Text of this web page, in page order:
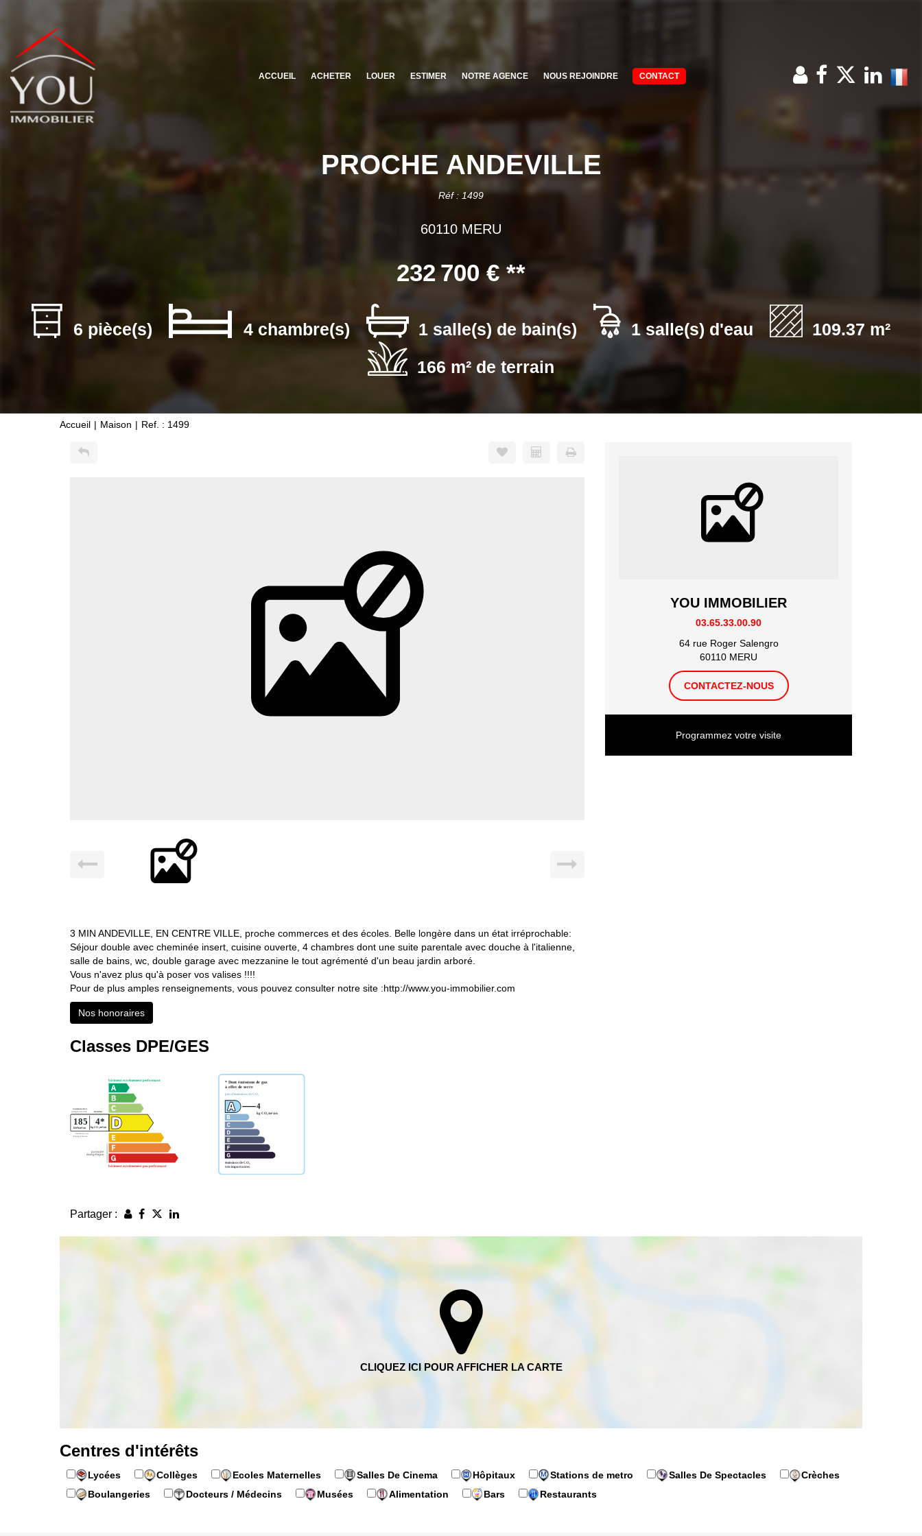
ACCUEIL ACHETER LOUER ESTIMER NOTRE AGENCE NOUS REJOINDRE CONTACT
PROCHE ANDEVILLE
Réf : 1499
60110 MERU
232 700 €**
6 pièce(s) 4 chambre(s) 1 salle(s) de bain(s) 1 salle(s) d'eau
109.37 m²
166 m² de terrain
Accueil Maison Ref. : 1499
3 MIN ANDEVILLE, EN CENTRE VILLE, proche commerces et des écoles. Belle longère dans un état irréprochable:
Séjour double avec cheminée insert, cuisine ouverte, 4 chambres dont une suite parentale avec douche à l'italienne,
salle de bains, wc, double garage avec mezzanine le tout agrémenté d'un beau jardin arboré.
Vous n'avez plus qu'à poser vos valises !!!!
Pour de plus amples renseignements, vous pouvez consulter notre site :http://www.you-immobilier.com
Nos honoraires
Classes DPE/GES
Partager :
YOU IMMOBILIER
03.65.33.00.90
64 rue Roger Salengro
60110 MERU
CONTACTEZ-NOUS
Programmez votre visite
Centres d'intérêts
Lycées Collèges Ecoles Maternelles Salles De Cinema Hôpitaux Stations de metro Salles De Spectacles
Crèches
Boulangeries
Docteurs / Médecins Musées Alimentation Bars Restaurants